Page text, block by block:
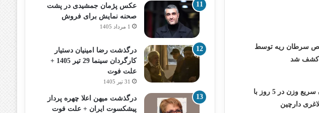
سرطان ریه توسط
کشف شد
آموزش کم کردن سریع وزن در 5 روز با
دارچین
عکس پژمان جمشیدی در پشت
صحنه نمایش برای فروش
1 مرداد 1405
درگذشت رضا امینیان دستیار
کارگردان سینما 29 تیر 1405 +
علت فوت
31 تیر 1405
درگذشت میهن اعلا چهره پرداز
پیشکسوت ایران + علت فوت